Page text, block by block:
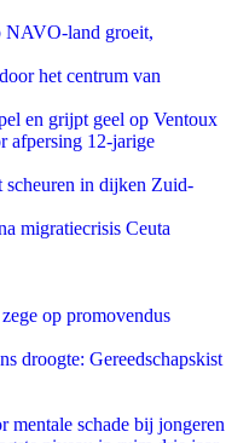
NAVO-land groeit,
het centrum van
en grijpt geel op Ventoux
afpersing 12-jarige
scheuren in dijken Zuid-
migratiecrisis Ceuta
op promovendus
droogte: Gereedschapskist
schade bij jongeren